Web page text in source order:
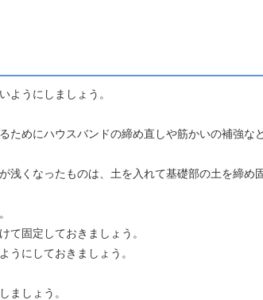
ようにしましょう。
ためにハウスバンドの締め直しや筋かいの補強な
浅くなったものは、土を入れて基礎部の土を締め
て固定しておきましょう。
うにしておきましょう。
ましょう。